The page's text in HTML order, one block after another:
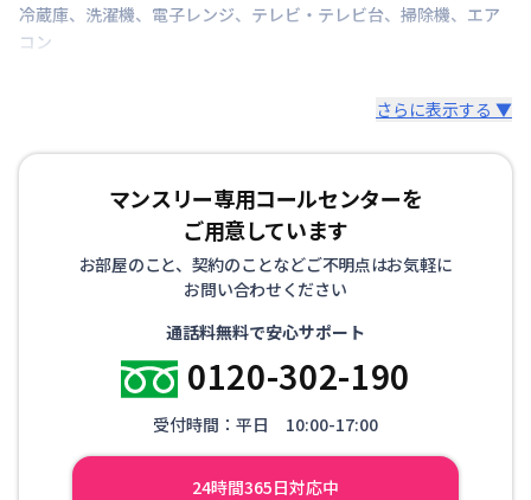
冷蔵庫、 洗濯機、 電子レンジ、 テレビ・テレビ台、 掃除機、 エア
コン
さらに表示する ▼
マンスリー専用コールセンターを
ご用意しています
お部屋のこと、契約のことなどご不明点はお気軽に
お問い合わせください
通話料無料で安心サポート
0120-302-190
受付時間：平日 10:00-17:00
24時間365日対応中